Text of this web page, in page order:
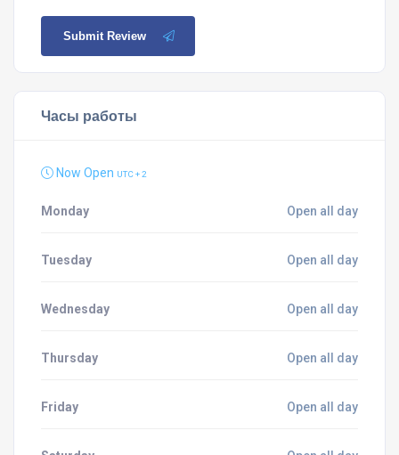
Submit Review
Часы работы
Now Open UTC + 2
Monday Open all day
Tuesday Open all day
Wednesday Open all day
Thursday Open all day
Friday Open all day